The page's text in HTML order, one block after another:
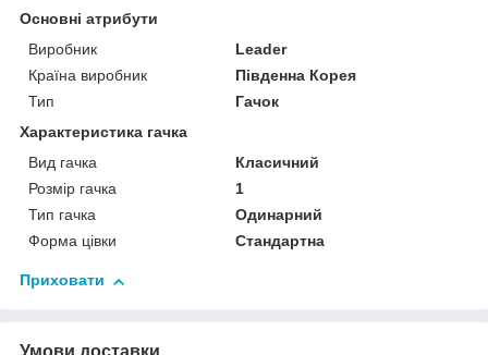
Основні атрибути
Виробник
Leader
Країна виробник
Південна Корея
Тип
Гачок
Характеристика гачка
Вид гачка
Класичний
Розмір гачка
1
Тип гачка
Одинарний
Форма цівки
Стандартна
Приховати